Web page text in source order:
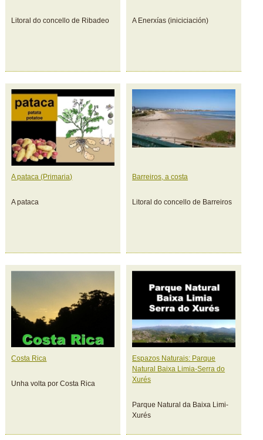
Litoral do concello de Ribadeo A Enerxías (iniciciación)
A pataca (Primaria)
A pataca
Barreiros, a costa
Litoral do concello de Barreiros
Costa Rica
Unha volta por Costa Rica
Espazos Naturais: Parque
Natural Baixa Limia-Serra do
Xurés
Parque Natural da Baixa Limi-
Xurés